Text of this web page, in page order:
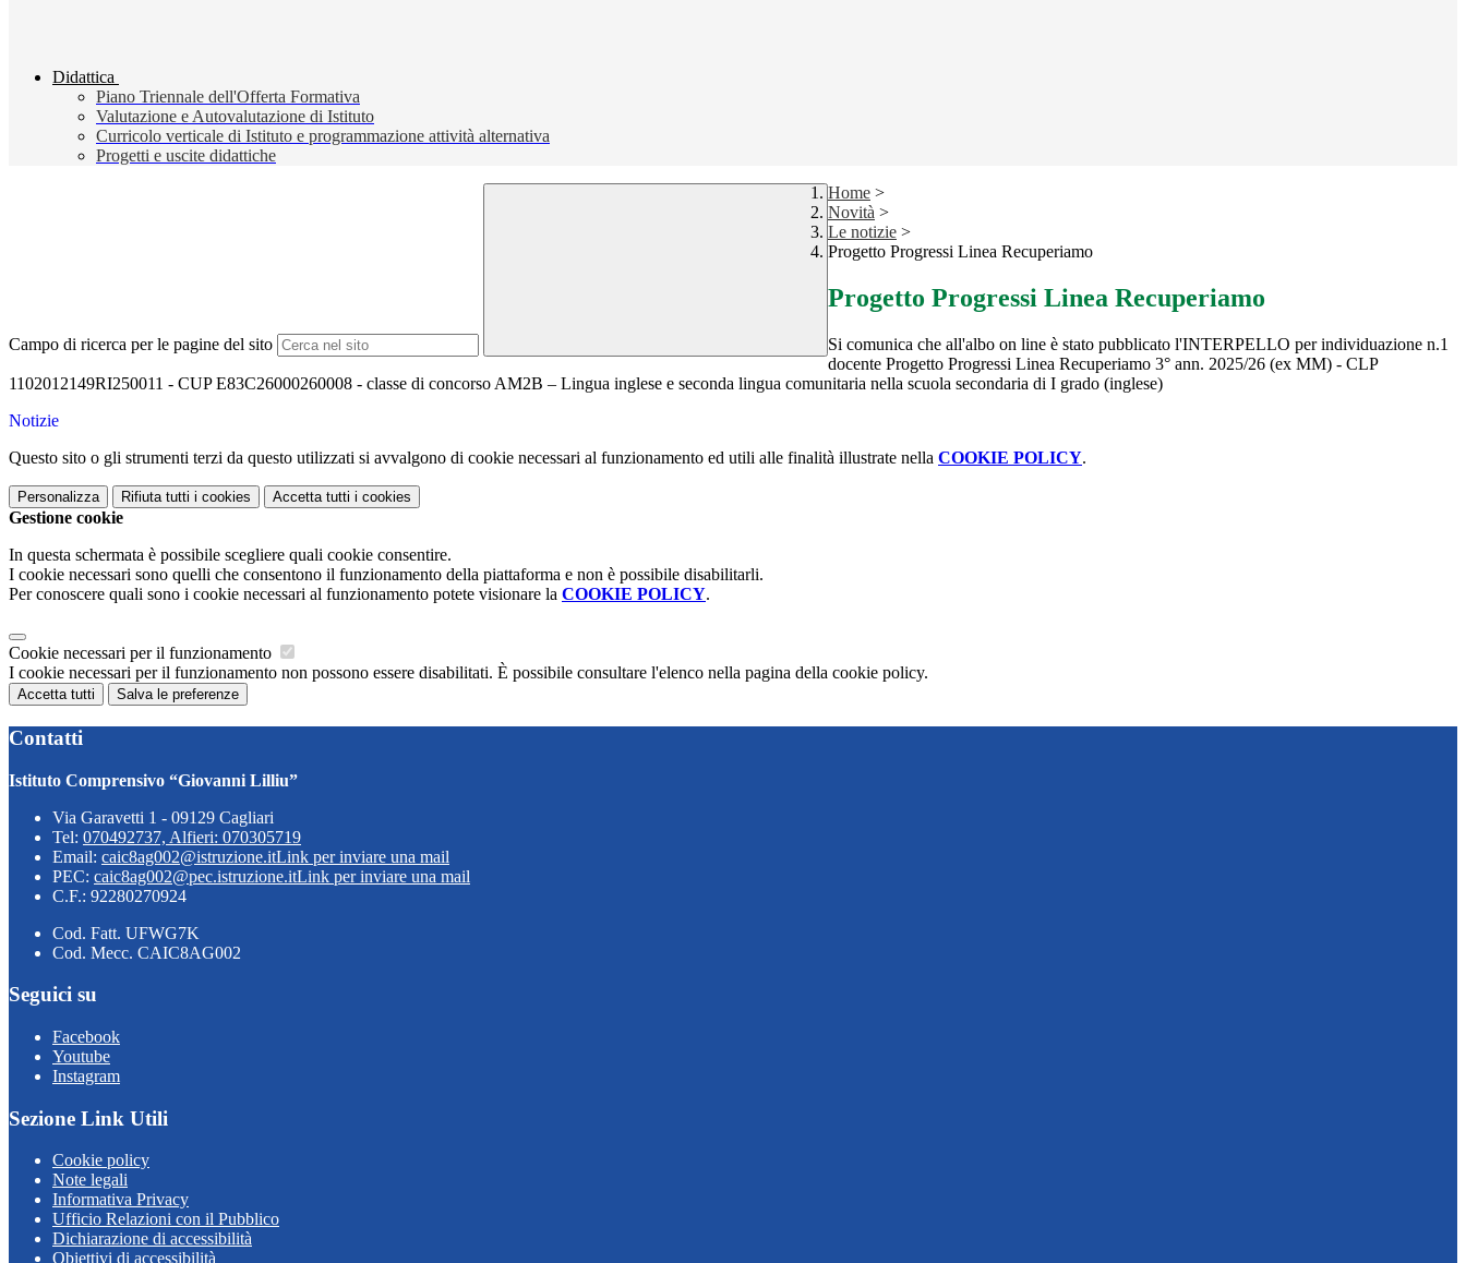
Didattica
Piano Triennale dell'Offerta Formativa
Valutazione e Autovalutazione di Istituto
Curricolo verticale di Istituto e programmazione attività alternativa
Progetti e uscite didattiche
Campo di ricerca per le pagine del sito
Home >
Novità >
Le notizie >
Progetto Progressi Linea Recuperiamo
Progetto Progressi Linea Recuperiamo
Si comunica che all'albo on line è stato pubblicato l'INTERPELLO per individuazione n.1
docente Progetto Progressi Linea Recuperiamo 3° ann. 2025/26 (ex MM) - CLP
1102012149RI250011 - CUP E83C26000260008 - classe di concorso AM2B – Lingua inglese e seconda lingua comunitaria nella scuola secondaria di I grado (inglese)
Notizie
Questo sito o gli strumenti terzi da questo utilizzati si avvalgono di cookie necessari al funzionamento ed utili alle finalità illustrate nella COOKIE POLICY.
Personalizza Rifiuta tutti i cookies Accetta tutti i cookies
Gestione cookie
In questa schermata è possibile scegliere quali cookie consentire.
I cookie necessari sono quelli che consentono il funzionamento della piattaforma e non è possibile disabilitarli.
Per conoscere quali sono i cookie necessari al funzionamento potete visionare la COOKIE POLICY.
Cookie necessari per il funzionamento
I cookie necessari per il funzionamento non possono essere disabilitati. È possibile consultare l'elenco nella pagina della cookie policy.
Accetta tutti Salva le preferenze
Contatti
Istituto Comprensivo “Giovanni Lilliu”
Via Garavetti 1 - 09129 Cagliari
Tel: 070492737, Alfieri: 070305719
Email: caic8ag002@istruzione.itLink per inviare una mail
PEC: caic8ag002@pec.istruzione.itLink per inviare una mail
C.F.: 92280270924
Cod. Fatt. UFWG7K
Cod. Mecc. CAIC8AG002
Seguici su
Facebook
Youtube
Instagram
Sezione Link Utili
Cookie policy
Note legali
Informativa Privacy
Ufficio Relazioni con il Pubblico
Dichiarazione di accessibilità
Obiettivi di accessibilità